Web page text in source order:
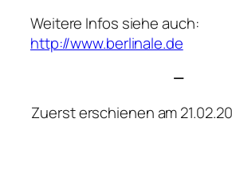
Weitere Infos siehe auch:
http://www.berlinale.de
—
Zuerst erschienen am